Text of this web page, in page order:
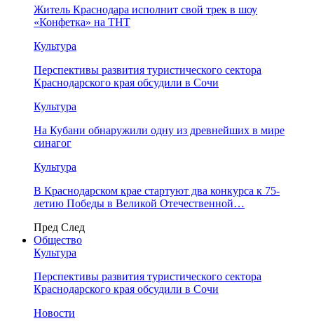
Житель Краснодара исполнит свой трек в шоу
«Конфетка» на ТНТ
Культура
Перспективы развития туристического сектора
Краснодарского края обсудили в Сочи
Культура
На Кубани обнаружили одну из древнейших в мире
синагог
Культура
В Краснодарском крае стартуют два конкурса к 75-
летию Победы в Великой Отечественной…
Пред След
Общество
Культура
Перспективы развития туристического сектора
Краснодарского края обсудили в Сочи
Новости